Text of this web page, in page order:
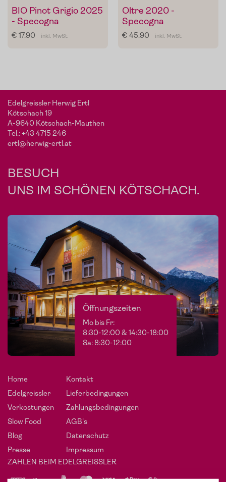
BIO Pinot Grigio 2025
- Specogna
€ 17.90 inkl. MwSt.
Oltre 2020 -
Specogna
€ 45.90 inkl. MwSt.
Edelgreissler Herwig Ertl
Kötschach 19
A-9640 Kötschach-Mauthen
Tel.:+43 4715 246
ertl@herwig-ertl.at
BESUCH
UNS IM SCHÖNEN KÖTSCHACH.
Öffnungszeiten
Mo bis Fr:
8:30-12:00 & 14:30-18:00
Sa: 8:30-12:00
Home
Edelgreissler
Verkostungen
Slow Food
Blog
Presse
Kontakt
Lieferbedingungen
Zahlungsbedingungen
AGB's
Datenschutz
Impressum
ZAHLEN BEIM EDELGREISSLER